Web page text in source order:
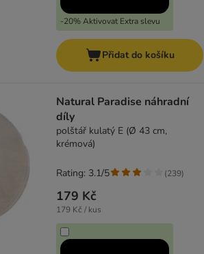
-20% Aktivovat Extra slevu
Přidat do košíku
Natural Paradise náhradní
díly
polštář kulatý E (Ø 43 cm,
krémová)
179 Kč
179 Kč / kus
Rating: 3.1/5 (239)